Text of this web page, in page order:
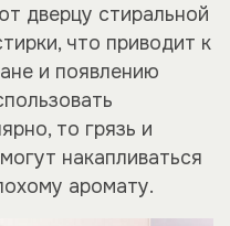
дверцу стиральной
что приводит к
и появлению
то грязь и
накапливаться
аромату.